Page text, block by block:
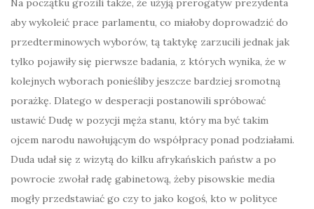
Na początku grozili także, że użyją prerogatyw prezydenta
aby wykoleić prace parlamentu, co miałoby doprowadzić do
przedterminowych wyborów, tą taktykę zarzucili jednak jak
tylko pojawiły się pierwsze badania, z których wynika, że w
kolejnych wyborach ponieśliby jeszcze bardziej sromotną
porażkę. Dlatego w desperacji postanowili spróbować
ustawić Dudę w pozycji męża stanu, który ma być takim
ojcem narodu nawołującym do współpracy ponad podziałami.
Duda udał się z wizytą do kilku afrykańskich państw a po
powrocie zwołał radę gabinetową, żeby pisowskie media
mogły przedstawiać go czy to jako kogoś, kto w polityce